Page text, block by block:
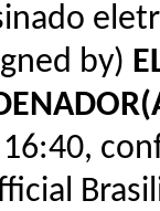
by)